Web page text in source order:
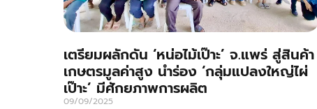
เตรียมผลักดัน ‘หน่อไม้เป๊าะ’ จ.แพร่ สู่สินค้า
เกษตรมูลค่าสูง นำร่อง ‘กลุ่มแปลงใหญ่ไผ่
เป๊าะ’ มีศักยภาพการผลิต
09/09/2025